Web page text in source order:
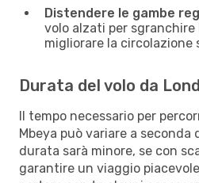
Distendere le gambe
volo alzati per sgranchire
migliorare la circolazione
Durata del volo da
Il tempo necessario per
Mbeya può variare a seconda
durata sarà minore, se con
garantire un viaggio